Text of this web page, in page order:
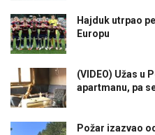
Hajduk utrpao
Europu
(VIDEO) Užas u
apartmanu, pa
Požar izazvao